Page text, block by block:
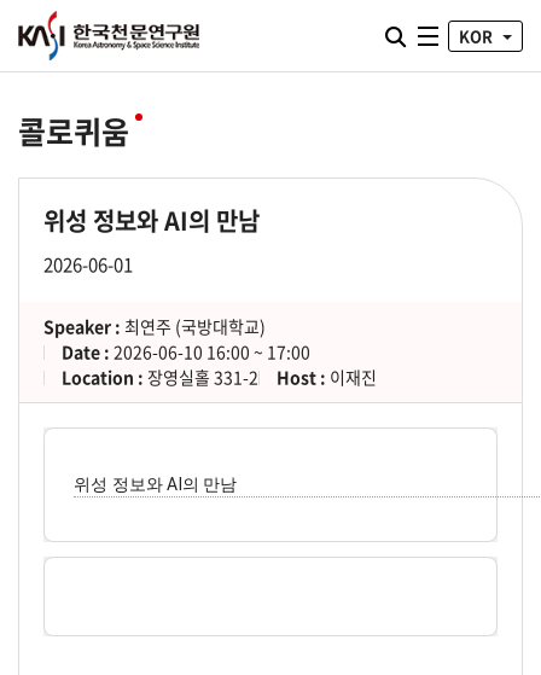
통합검색 열기
전체메뉴
KOR
콜로퀴움
위성 정보와 AI의 만남
2026-06-01
Speaker : 최연주 (국방대학교)
Date : 2026-06-10 16:00 ~ 17:00
Location : 장영실홀 331-2 Host : 이재진
위성 정보와 AI의 만남